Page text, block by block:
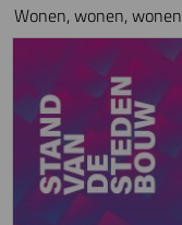
Wonen, wonen, wonen